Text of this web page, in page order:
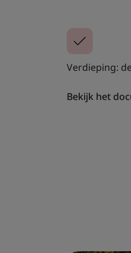
Verdieping:
Bekijk het